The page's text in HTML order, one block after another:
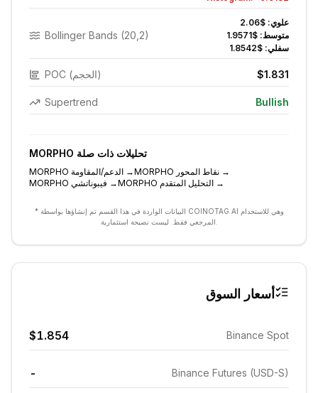
Bollinger Bands (20,2)
علوي: $2.06
متوسط: $1.9571
سفلي: $1.8542
POC (الحجم) $1.831
Supertrend Bullish
MORPHO تحليلات ذات صلة
MORPHO الدعم/المقاومة →MORPHO نقاط المحور →
MORPHO فيبوناتشي →MORPHO التحليل المتقدم →
* البيانات الواردة في هذا القسم تم إنشاؤها بواسطة COINOTAG AI وهي للاستخدام
أسعار السوق
Binance Spot
$1.854
Binance Futures (USD-S)
-